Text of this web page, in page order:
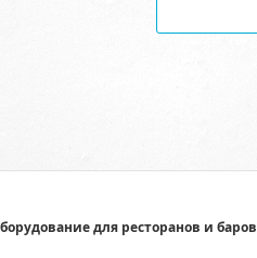
для ресторанов и баров